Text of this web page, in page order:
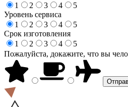
1
2 3 4
5
Уровень сервиса
1
2 3 4
5
Срок изготовления
1
2 3 4
5
Пожалуйста, докажите, что вы